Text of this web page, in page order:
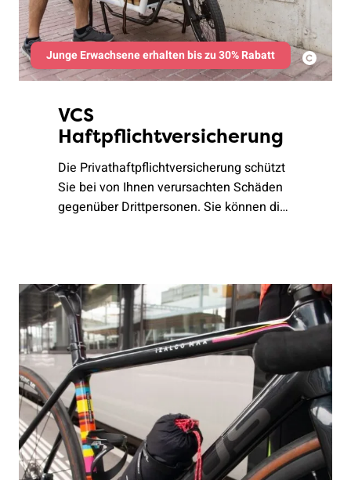
Junge Erwachsene erhalten bis zu 30% Rabatt
VCS
Haftpflichtversicherung
Die Privathaftpflichtversicherung schützt
Sie bei von Ihnen verursachten Schäden
gegenüber Drittpersonen. Sie können die